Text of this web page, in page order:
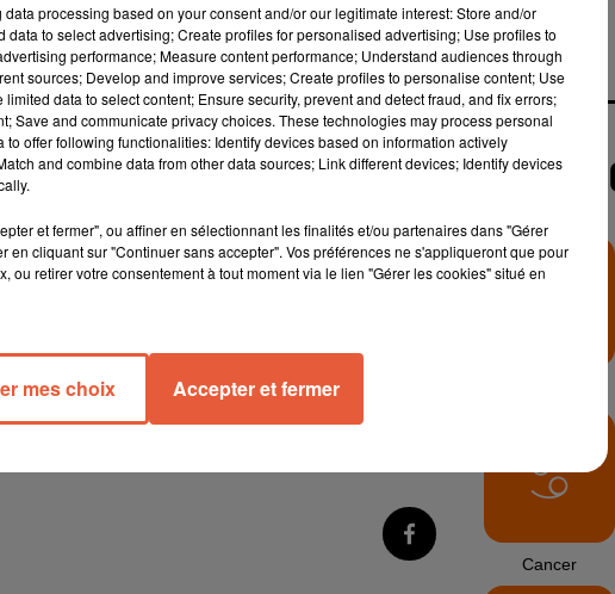
Première Fois
Cancer
processing based on your consent and/or our legitimate interest: Store and/or
to select advertising; Create profiles for personalised advertising; Use profiles to
performance; Measure content performance; Understand audiences through
sources; Develop and improve services; Create profiles to personalise content; Use
data to select content; Ensure security, prevent and detect fraud, and fix errors;
Save and communicate privacy choices. These technologies may process personal
offer following functionalities: Identify devices based on information actively
and combine data from other data sources; Link different devices; Identify devices
et fermer", ou affiner en sélectionnant les finalités et/ou partenaires dans "Gérer
en cliquant sur "Continuer sans accepter". Vos préférences ne s'appliqueront que pour
ou retirer votre consentement à tout moment via le lien "Gérer les cookies" situé en
mes choix Accepter et fermer